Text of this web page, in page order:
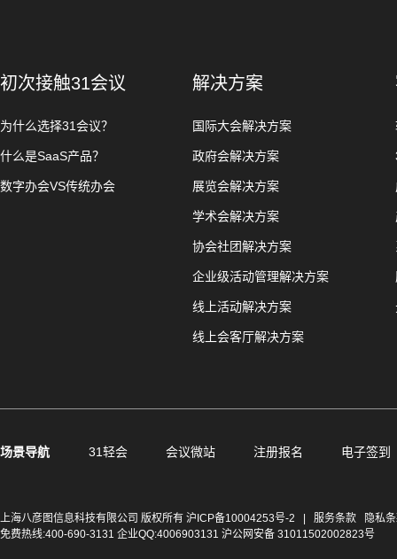
初次接触31会议
为什么选择31会议？
什么是SaaS产品？
数字办会VS传统办会
解决方案
国际大会解决方案
政府会解决方案
展览会解决方案
学术会解决方案
协会社团解决方案
企业级活动管理解决方案
线上活动解决方案
线上会客厅解决方案
场景导航 31轻会 会议微站 注册报名 电子签到
上海八彦图信息科技有限公司 版权所有 沪ICP备10004253号-2 服务条款
隐私
免费热线:400-690-3131 企业QQ:4006903131 沪公网安备 31011502002823号